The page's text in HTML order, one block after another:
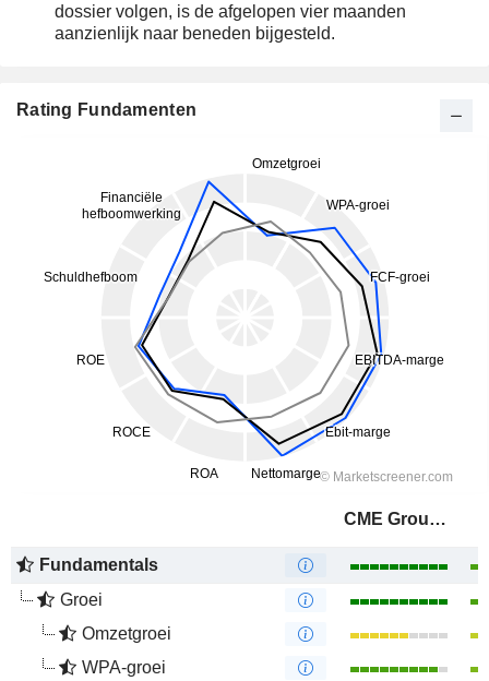
dossier volgen, is de afgelopen vier maanden
aanzienlijk naar beneden bijgesteld.
Rating Fundamenten
CME Group Inc.
Fundamentals
Groei
Omzetgroei
WPA-groei